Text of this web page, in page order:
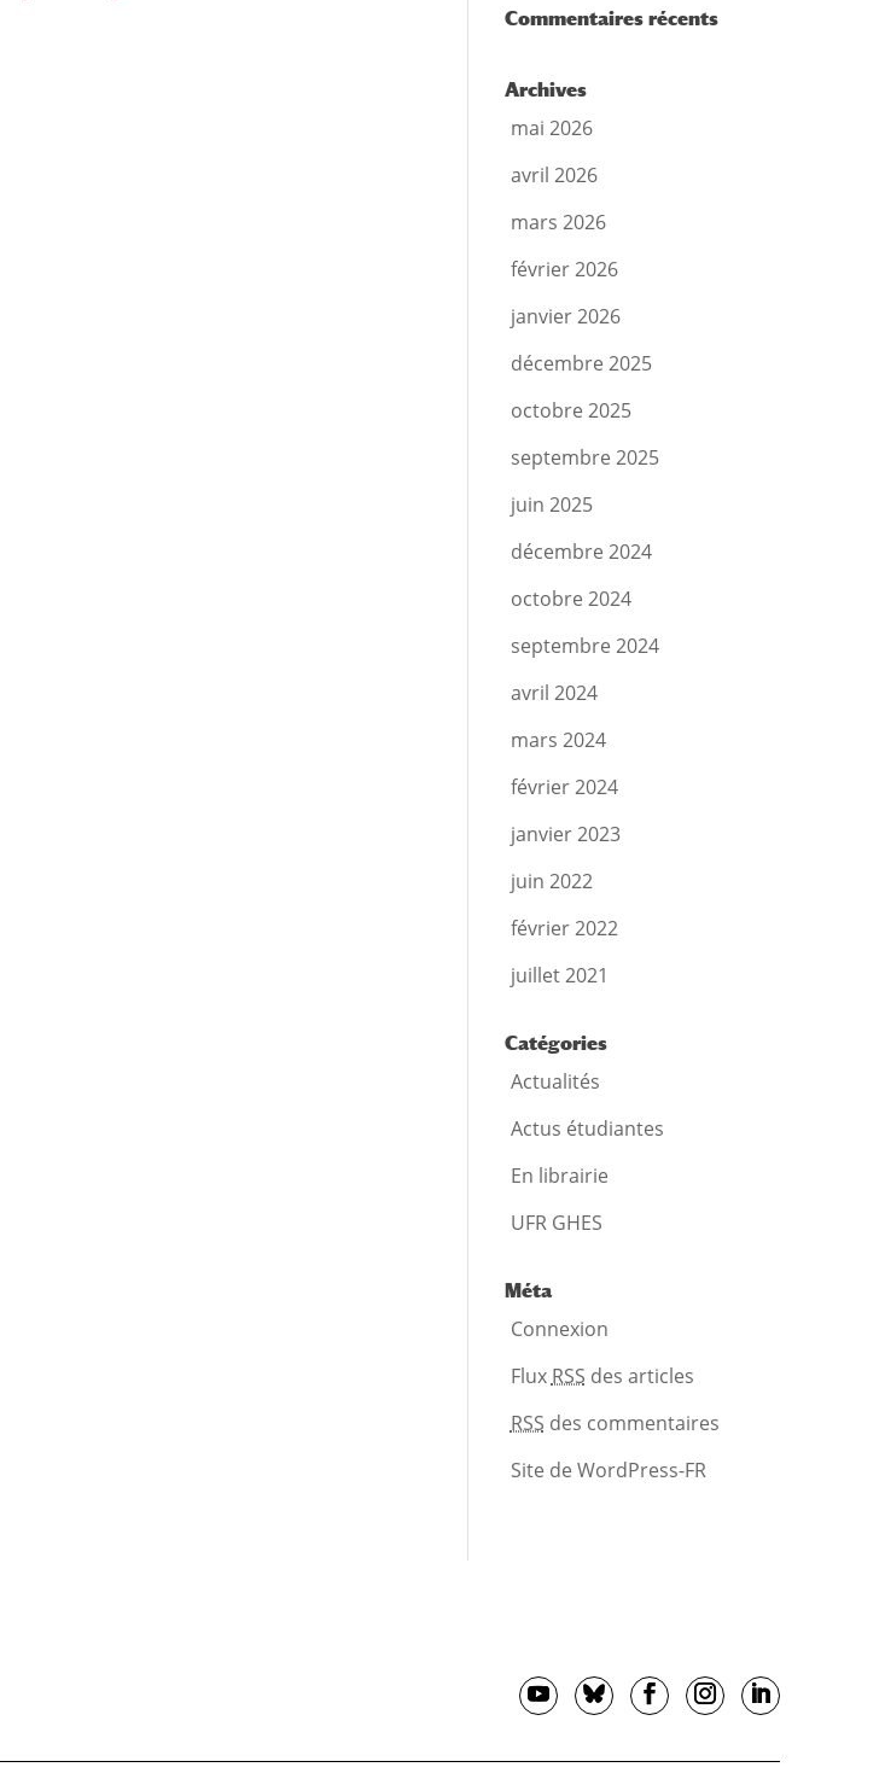
Commentaires récents
Archives
mai 2026
avril 2026
mars 2026
février 2026
janvier 2026
décembre 2025
octobre 2025
septembre 2025
juin 2025
décembre 2024
octobre 2024
septembre 2024
avril 2024
mars 2024
février 2024
janvier 2023
juin 2022
février 2022
juillet 2021
Catégories
Actualités
Actus étudiantes
En librairie
UFR GHES
Méta
Connexion
Flux RSS des articles
RSS des commentaires
Site de WordPress-FR